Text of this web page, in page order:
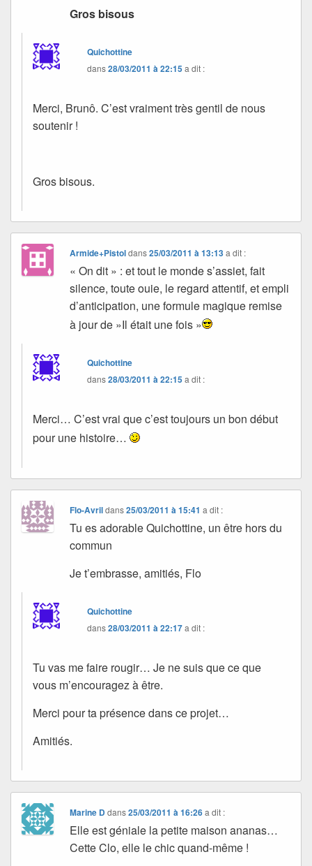
Gros bisous
Quichottine
dans28/03/2011 à 22:15a dit :
Merci, Brunô. C’est vraiment très gentil de nous
soutenir !
Gros bisous.
Armide+Pistoldans25/03/2011 à 13:13 a dit :
« On dit » : et tout le monde s’assiet, fait
silence, toute ouie, le regard attentif, et empli
d’anticipation, une formule magique remise
à jour de »Il était une fois »
Quichottine
dans28/03/2011 à 22:15a dit :
Merci… C’est vrai que c’est toujours un bon début
pour une histoire…
Flo-Avrildans25/03/2011 à 15:41 a dit :
Tu es adorable Quichottine, un être hors du
commun
Je t’embrasse, amitiés, Flo
Quichottine
dans28/03/2011 à 22:17a dit :
Tu vas me faire rougir… Je ne suis que ce que
vous m’encouragez à être.
Merci pour ta présence dans ce projet…
Amitiés.
Marine Ddans25/03/2011 à 16:26 a dit :
Elle est géniale la petite maison ananas…
Cette Clo, elle le chic quand-même !